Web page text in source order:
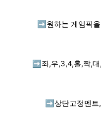
➡️ 원하는 게임픽
➡️ 좌,우,3,4,홀,짝,
➡️ 상단고정멘